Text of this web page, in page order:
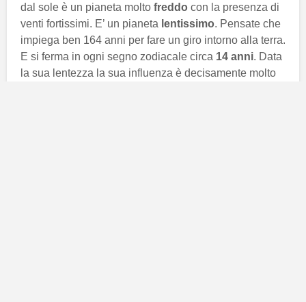
dal sole è un pianeta molto freddo con la presenza di
venti fortissimi. E’ un pianeta lentissimo. Pensate che
impiega ben 164 anni per fare un giro intorno alla terra.
E si ferma in ogni segno zodiacale circa 14 anni. Data
la sua lentezza la sua influenza è decisamente molto